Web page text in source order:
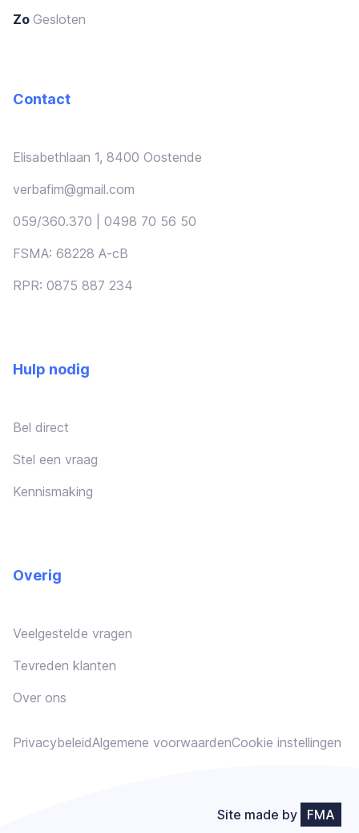
Zo Gesloten
Contact
Elisabethlaan 1, 8400 Oostende
verbafim@gmail.com
059/360.370 | 0498 70 56 50
FSMA: 68228 A-cB
RPR: 0875 887 234
Hulp nodig
Bel direct
Stel een vraag
Kennismaking
Overig
Veelgestelde vragen
Tevreden klanten
Over ons
PrivacybeleidAlgemene voorwaardenCookie instellingen
Site made by FMA